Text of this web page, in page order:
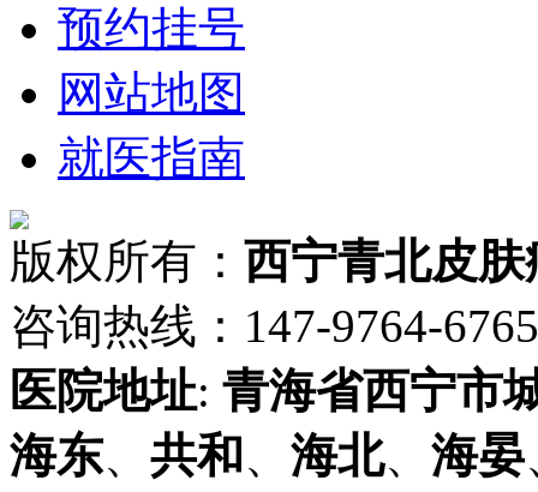
预约挂号
网站地图
就医指南
版权所有： 西宁青北皮肤
咨询热线：147-9764-
医院地址: 青海省西宁市
海东、 共和 、 海北、 海晏